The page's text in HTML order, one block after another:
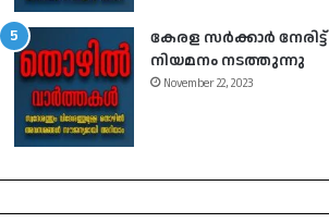
കേരള സർക്കാർ നേരിട്ട്
നിയമനം നടത്തുന്നു
November 22, 2023